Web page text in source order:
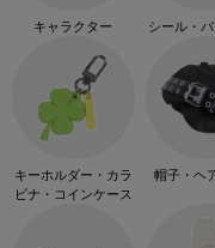
キャラクター シール・
キーホルダー・カラ
ビナ・コインケース
帽子・ヘ